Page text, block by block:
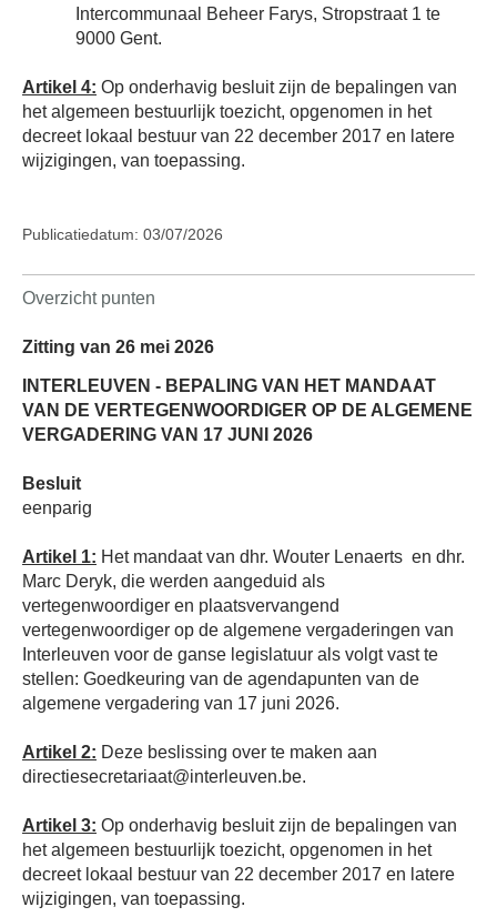
Intercommunaal Beheer Farys, Stropstraat 1 te
9000 Gent.
Artikel 4: Op onderhavig besluit zijn de bepalingen van
het algemeen bestuurlijk toezicht, opgenomen in het
decreet lokaal bestuur van 22 december 2017 en latere
wijzigingen, van toepassing.
Publicatiedatum: 03/07/2026
Overzicht punten
Zitting van 26 mei 2026
INTERLEUVEN - BEPALING VAN HET MANDAAT
VAN DE VERTEGENWOORDIGER OP DE ALGEMENE
VERGADERING VAN 17 JUNI 2026
Besluit
eenparig
Artikel 1: Het mandaat van dhr. Wouter Lenaerts en dhr.
Marc Deryk, die werden aangeduid als
vertegenwoordiger en plaatsvervangend
vertegenwoordiger op de algemene vergaderingen van
Interleuven voor de ganse legislatuur als volgt vast te
stellen: Goedkeuring van de agendapunten van de
algemene vergadering van 17 juni 2026.
Artikel 2: Deze beslissing over te maken aan
directiesecretariaat@interleuven.be.
Artikel 3: Op onderhavig besluit zijn de bepalingen van
het algemeen bestuurlijk toezicht, opgenomen in het
decreet lokaal bestuur van 22 december 2017 en latere
wijzigingen, van toepassing.